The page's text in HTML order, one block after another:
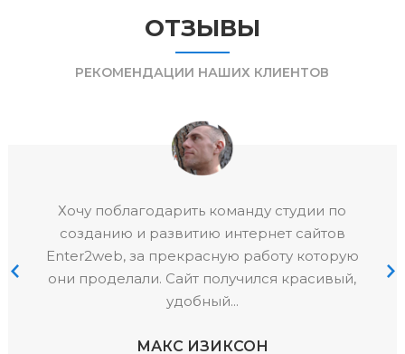
ОТЗЫВЫ
РЕКОМЕНДАЦИИ НАШИХ КЛИЕНТОВ
Мы решили создать сайт с компанией
Enter2web после того, как увидели их
предыдущие работы. На консультационной
встрече мы определили цели сайта и
получили...
ЮРИЙ КОМАР